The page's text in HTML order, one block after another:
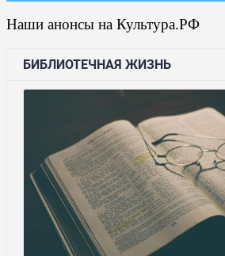
Наши анонсы на Культура.РФ